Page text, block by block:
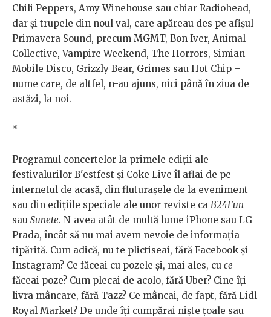
Chili Peppers, Amy Winehouse sau chiar Radiohead,
dar și trupele din noul val, care apăreau des pe afișul
Primavera Sound, precum MGMT, Bon Iver, Animal
Collective, Vampire Weekend, The Horrors, Simian
Mobile Disco, Grizzly Bear, Grimes sau Hot Chip –
nume care, de altfel, n-au ajuns, nici până în ziua de
astăzi, la noi.
*
Programul concertelor la primele ediții ale
festivalurilor B'estfest și Coke Live îl aflai de pe
internetul de acasă, din fluturașele de la eveniment
sau din edițiile speciale ale unor reviste ca B24Fun
sau Sunete. N-avea atât de multă lume iPhone sau LG
Prada, încât să nu mai avem nevoie de informația
tipărită. Cum adică, nu te plictiseai, fără Facebook și
Instagram? Ce făceai cu pozele și, mai ales, cu ce
făceai poze? Cum plecai de acolo, fără Uber? Cine îți
livra mâncare, fără Tazz? Ce mâncai, de fapt, fără Lidl
Royal Market? De unde îți cumpărai niște țoale sau